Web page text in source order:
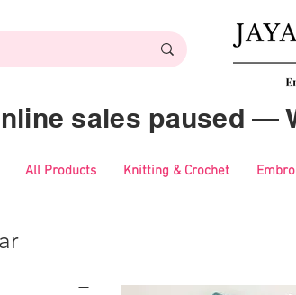
sales paused —
All Products Knitting & Crochet